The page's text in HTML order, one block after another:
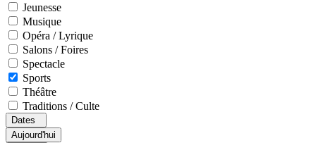
Jeunesse
Musique
Opéra / Lyrique
Salons / Foires
Spectacle
Sports
Théâtre
Traditions / Culte
Dates
Aujourd'hui